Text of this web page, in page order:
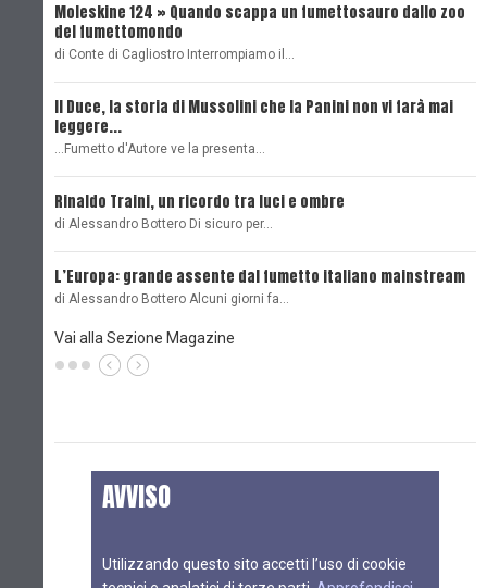
Moleskine 124 » Quando scappa un fumettosauro dallo zoo
del fumettomondo
di Conte di Cagliostro Interrompiamo il…
Il Duce, la storia di Mussolini che la Panini non vi farà mai
leggere...
...Fumetto d'Autore ve la presenta…
Rinaldo Traini, un ricordo tra luci e ombre
di Alessandro Bottero Di sicuro per…
L’Europa: grande assente dal fumetto italiano mainstream
di Alessandro Bottero Alcuni giorni fa…
Vai alla Sezione Magazine
AVVISO
Utilizzando questo sito accetti l’uso di cookie